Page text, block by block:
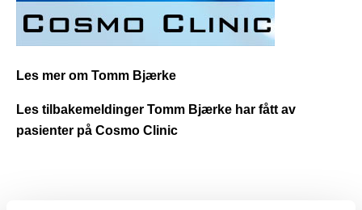
Les mer om Tomm Bjærke
Les tilbakemeldinger Tomm Bjærke har fått av
pasienter på Cosmo Clinic